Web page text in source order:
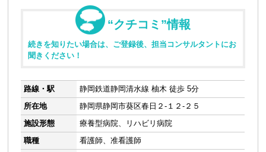
“クチコミ”情報
続きを知りたい場合は、ご登録後、担当コンサルタントにお
聞きください！
路線・駅
静岡鉄道静岡清水線 柚木 徒歩 5分
所在地
静岡県静岡市葵区春日２-１２-２５
施設形態
療養型病院、リハビリ病院
職種
看護師、准看護師